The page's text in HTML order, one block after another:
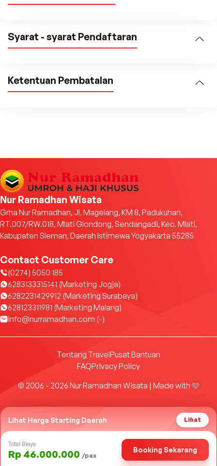
Syarat - syarat Pendaftaran
Ketentuan Pembatalan
Lihat Harga Starting Daerah Lihat
Total Biaya
Rp 46.000.000 /pax
Booking Sekarang
Nur Ramadhan Wisata
Grha Nur Ramadhan, Jl. Magelang, KM 8, Padukuhan,
RT.007/RW.018, Mlati Glondong, Sendangadi, Kec. Mlati,
Kabupaten Sleman, Daerah Istimewa Yogyakarta 55285
Contact Customer Care
(0274) 5050 185
6283133315141 (Marketing Jogja)
6282231429912 (Marketing Surabaya)
628123311981 (Marketing Malang)
info@nurramadhan.com (-)
Tentang TravelPusat Bantuan
FAQPrivacy Policy
© 2006 - 2026 Nur Ramadhan Wisata | Made with 🩷